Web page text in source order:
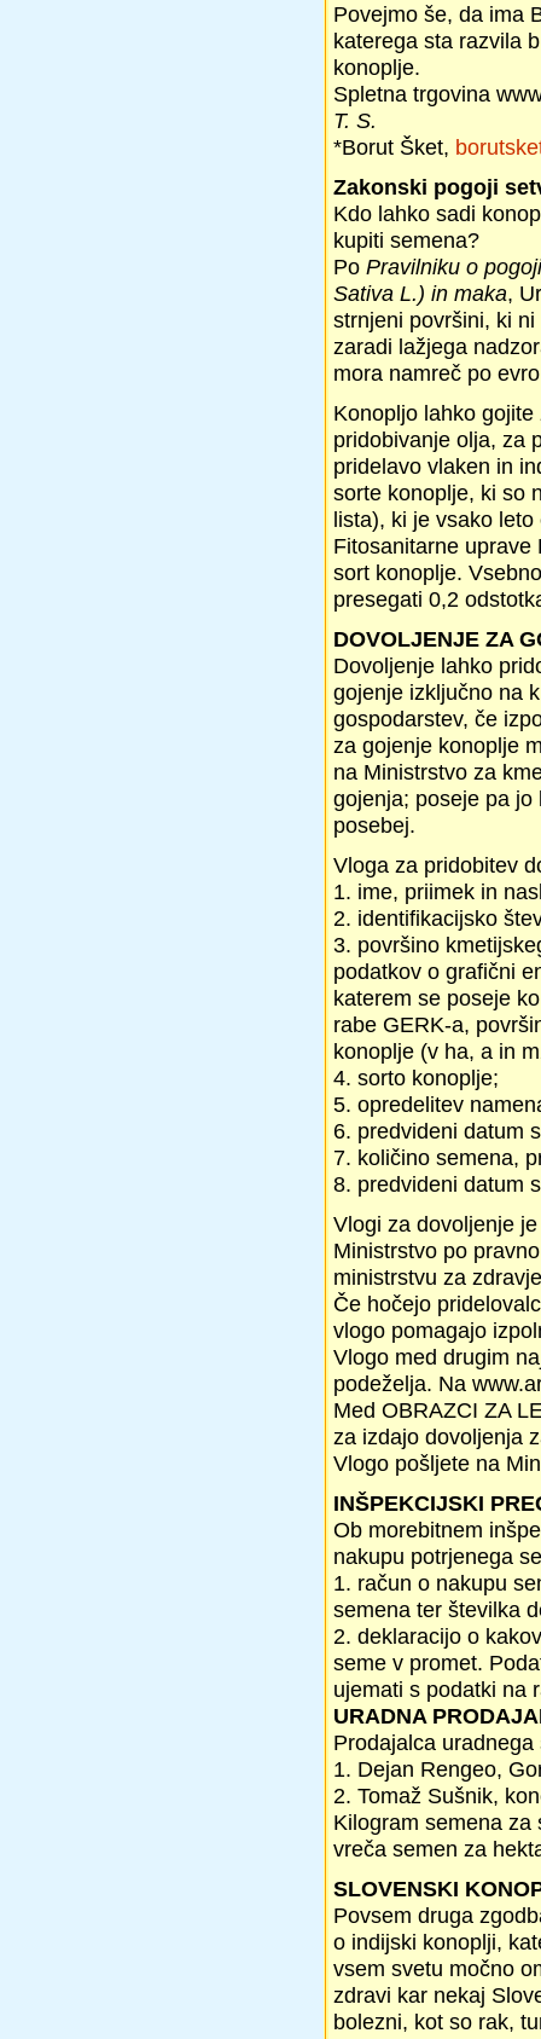
Povejmo še, da ima
katerega sta razvila
konoplje.
Spletna trgovina
T. S.
*Borut Šket,
Zakonski pogoji
Kdo lahko sadi
kupiti semena?
Po Pravilniku o
Sativa L.) in maka,
strnjeni površini, ki
zaradi lažjega
mora namreč po
Konopljo lahko
pridobivanje olja, za
pridelavo vlaken in
sorte konoplje, ki so
lista), ki je vsako
Fitosanitarne
sort konoplje.
presegati 0,2
DOVOLJENJE ZA
Dovoljenje lahko
gojenje izključno na
gospodarstev, če
za gojenje konoplje
na Ministrstvo za
gojenja; poseje pa
posebej.
Vloga za pridobitev
1. ime, priimek in
2. identifikacijsko
3. površino
podatkov o grafični
katerem se poseje
rabe GERK-a,
konoplje (v ha, a in
4. sorto konoplje;
5. opredelitev
6. predvideni datum
7. količino semena,
8. predvideni datum
Vlogi za dovoljenje
Ministrstvo po
ministrstvu za
Če hočejo
vlogo pomagajo
Vlogo med drugim
podeželja. Na
Med OBRAZCI ZA
za izdajo dovoljenja
Vlogo pošljete na
INŠPEKCIJSKI
Ob morebitnem
nakupu potrjenega
1. račun o nakupu
semena ter številka
2. deklaracijo o
seme v promet.
ujemati s podatki na
URADNA
Prodajalca
1. Dejan Rengeo,
2. Tomaž Sušnik,
Kilogram semena za
vreča semen za
SLOVENSKI
Povsem druga
o indijski konoplji,
vsem svetu močno
zdravi kar nekaj
bolezni, kot so rak,